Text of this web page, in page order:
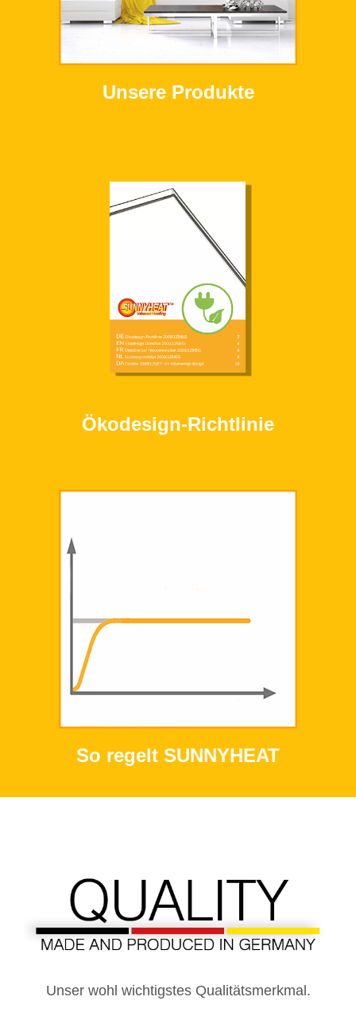
Unsere Produkte
Ökodesign-Richtlinie
So regelt SUNNYHEAT
Unser wohl wichtigstes Qualitätsmerkmal.